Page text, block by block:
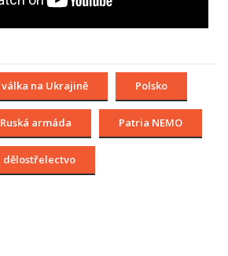
válka na Ukrajině Polsko
Ruská armáda Patria NEMO
dělostřelectvo